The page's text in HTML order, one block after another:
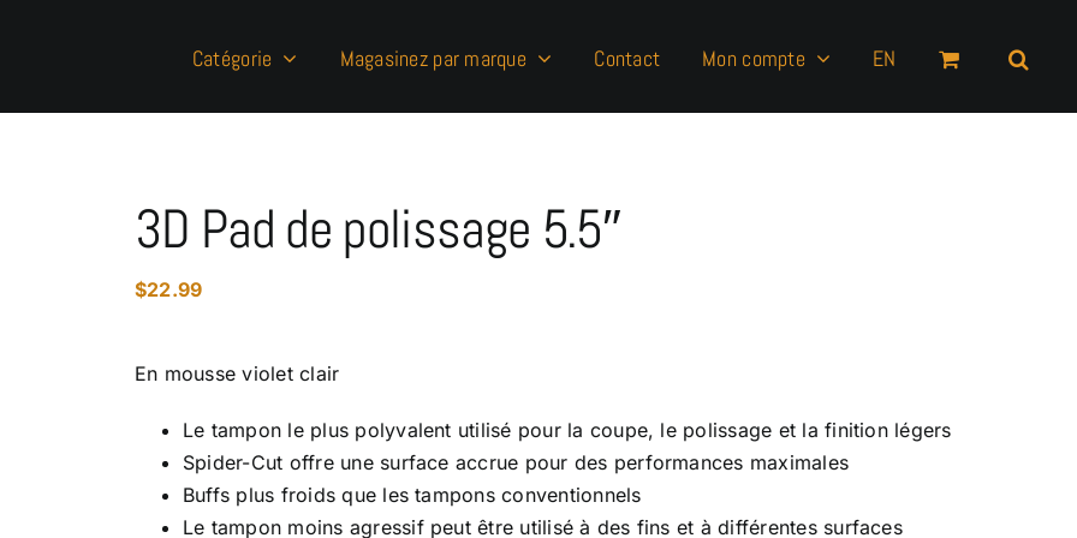
Catégorie Magasinez par marque Contact Mon compte EN
3D Pad de polissage 5.5″
$22.99
En mousse violet clair
Le tampon le plus polyvalent utilisé pour la coupe, le polissage et la finition légers
Spider-Cut offre une surface accrue pour des performances maximales
Buffs plus froids que les tampons conventionnels
Le tampon moins agressif peut être utilisé à des fins et à différentes surfaces